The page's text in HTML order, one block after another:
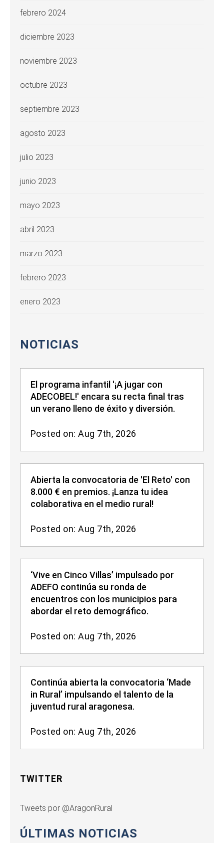
febrero 2024
diciembre 2023
noviembre 2023
octubre 2023
septiembre 2023
agosto 2023
julio 2023
junio 2023
mayo 2023
abril 2023
marzo 2023
febrero 2023
enero 2023
NOTICIAS
El programa infantil '¡A jugar con
ADECOBEL!' encara su recta final tras
un verano lleno de éxito y diversión.
Posted on: Aug 7th, 2026
Abierta la convocatoria de 'El Reto' con
8.000 € en premios. ¡Lanza tu idea
colaborativa en el medio rural!
Posted on: Aug 7th, 2026
‘Vive en Cinco Villas’ impulsado por
ADEFO continúa su ronda de
encuentros con los municipios para
abordar el reto demográfico.
Posted on: Aug 7th, 2026
Continúa abierta la convocatoria ‘Made
in Rural’ impulsando el talento de la
juventud rural aragonesa.
Posted on: Aug 7th, 2026
TWITTER
Tweets por @AragonRural
ÚLTIMAS NOTICIAS